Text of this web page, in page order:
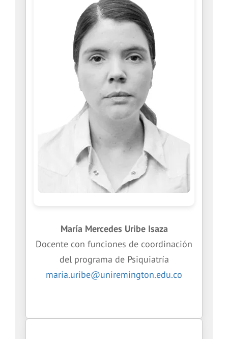
María Mercedes Uribe Isaza
Docente con funciones de coordinación
del programa de Psiquiatría
maria.uribe@uniremington.edu.co